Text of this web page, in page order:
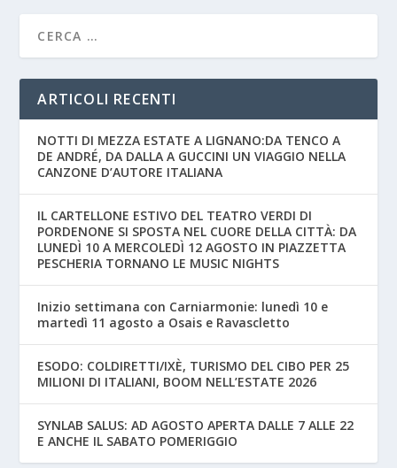
ARTICOLI RECENTI
NOTTI DI MEZZA ESTATE A LIGNANO:DA TENCO A
DE ANDRÉ, DA DALLA A GUCCINI UN VIAGGIO NELLA
CANZONE D’AUTORE ITALIANA
IL CARTELLONE ESTIVO DEL TEATRO VERDI DI
PORDENONE SI SPOSTA NEL CUORE DELLA CITTÀ: DA
LUNEDÌ 10 A MERCOLEDÌ 12 AGOSTO IN PIAZZETTA
PESCHERIA TORNANO LE MUSIC NIGHTS
Inizio settimana con Carniarmonie: lunedì 10 e
martedì 11 agosto a Osais e Ravascletto
ESODO: COLDIRETTI/IXÈ, TURISMO DEL CIBO PER 25
MILIONI DI ITALIANI, BOOM NELL’ESTATE 2026
SYNLAB SALUS: AD AGOSTO APERTA DALLE 7 ALLE 22
E ANCHE IL SABATO POMERIGGIO